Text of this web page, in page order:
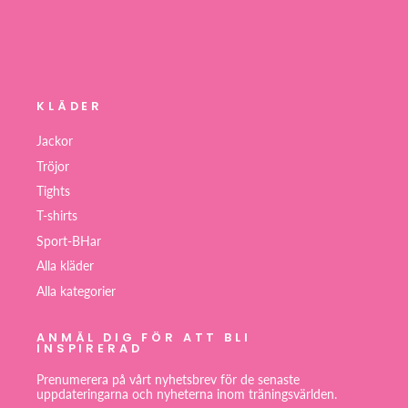
KLÄDER
Jackor
Tröjor
Tights
T-shirts
Sport-BHar
Alla kläder
Alla kategorier
ANMÄL DIG FÖR ATT BLI
INSPIRERAD
Prenumerera på vårt nyhetsbrev för de senaste
uppdateringarna och nyheterna inom träningsvärlden.